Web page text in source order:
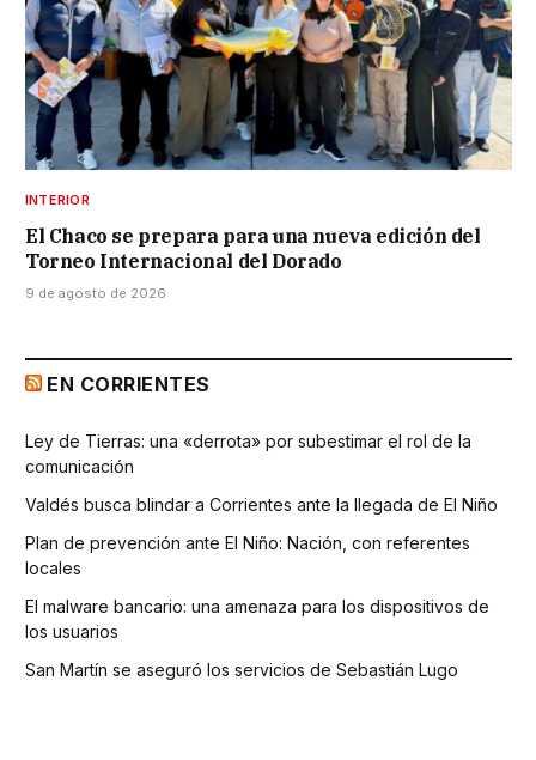
INTERIOR
El Chaco se prepara para una nueva edición del
Torneo Internacional del Dorado
9 de agosto de 2026
EN CORRIENTES
Ley de Tierras: una «derrota» por subestimar el rol de la
comunicación
Valdés busca blindar a Corrientes ante la llegada de El Niño
Plan de prevención ante El Niño: Nación, con referentes
locales
El malware bancario: una amenaza para los dispositivos de
los usuarios
San Martín se aseguró los servicios de Sebastián Lugo